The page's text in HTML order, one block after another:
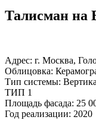
Талисман на
Адрес: г. Москва,
Облицовка:
Тип системы:
ТИП 1
Площадь фасада: 25
Год реализации: 2020